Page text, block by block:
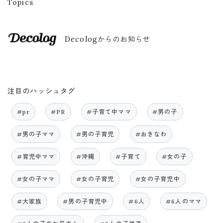
Topics
Decologからのお知らせ
注目のハッシュタグ
#pr #PR #子育て中ママ #男の子
#男の子ママ #男の子育児 #おきなわ
#育児中ママ #沖縄 #子育て #女の子
#女の子ママ #女の子育児 #女の子育児中
#大家族 #男の子育児中 #6人 #6人のママ